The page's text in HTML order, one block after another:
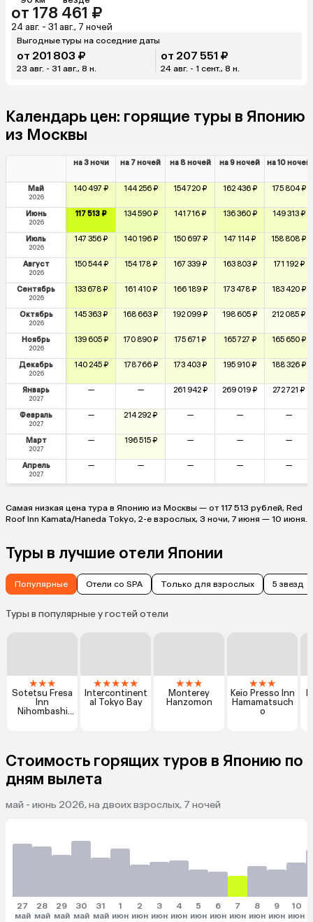
от 178 461 ₽
24 авг. - 31 авг., 7 ночей
Выгодные туры на соседние даты
от 201 803 ₽
23 авг. - 31 авг., 8 н.
от 207 551 ₽
24 авг. - 1 сент., 8 н.
Календарь цен: горящие туры в Японию
из Москвы
на 3 ночи на 7 ночей на 8 ночей на 9 ночей на 10 ночей
Май
2026
140 497 ₽ 144 256 ₽ 154 720 ₽ 162 436 ₽ 175 804 ₽
Июнь
2026
117 513 ₽ 134 590 ₽ 141 716 ₽ 136 360 ₽ 149 313 ₽
Июль
2026
147 356 ₽ 140 196 ₽ 150 697 ₽ 147 114 ₽ 158 808 ₽
Август
2026
150 544 ₽ 154 178 ₽ 167 339 ₽ 163 803 ₽ 171 192 ₽
Сентябрь
2026
133 678 ₽ 161 410 ₽ 166 189 ₽ 173 478 ₽ 183 420 ₽
Октябрь
2026
145 363 ₽ 168 663 ₽ 192 099 ₽ 198 605 ₽ 212 085 ₽
Ноябрь
2026
139 605 ₽ 170 890 ₽ 175 671 ₽ 165 727 ₽ 165 650 ₽
Декабрь
2026
140 245 ₽ 178 766 ₽ 173 403 ₽ 195 910 ₽ 188 326 ₽
Январь
2027
— — 261 942 ₽ 269 019 ₽ 272 721 ₽
Февраль
2027
— 214 292 ₽ — — —
Март
2027
— 196 515 ₽ — — —
Апрель
2027
— — — — —
Самая низкая цена тура в Японию из Москвы — от 117 513 рублей, Red
Roof Inn Kamata/Haneda Tokyo, 2-е взрослых, 3 ночи, 7 июня — 10 июня.
Туры в лучшие отели Японии
Популярные Отели со SPA Только для взрослых 5 звезд
Туры в популярные у гостей отели
★★★
Sotetsu Fresa
Inn
Nihombashi
★★★★★
Intercontinent
al Tokyo Bay
★★★
Monterey
Hanzomon
★★★
Keio Presso Inn
Hamamatsuch
o
Стоимость горящих туров в Японию по
дням вылета
май - июнь 2026, на двоих взрослых, 7 ночей
27
май
28
май
29
май
30
май
31
май
1
июн
2
июн
3
июн
4
июн
5
июн
6
июн
7
июн
8
июн
9
июн
10
июн